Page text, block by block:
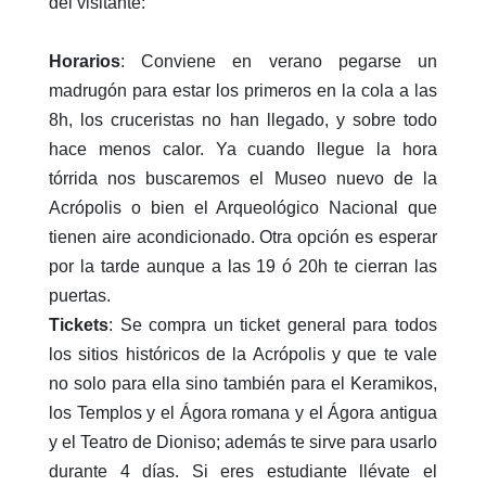
Horarios: Conviene en verano pegarse un
madrugón para estar los primeros en la cola a las
8h, los cruceristas no han llegado, y sobre todo
hace menos calor. Ya cuando llegue la hora
tórrida nos buscaremos el Museo nuevo de la
Acrópolis o bien el Arqueológico Nacional que
tienen aire acondicionado. Otra opción es esperar
por la tarde aunque a las 19 ó 20h te cierran las
puertas.
Tickets: Se compra un ticket general para todos
los sitios históricos de la Acrópolis y que te vale
no solo para ella sino también para el Keramikos,
los Templos y el Ágora romana y el Ágora antigua
y el Teatro de Dioniso; además te sirve para usarlo
durante 4 días. Si eres estudiante llévate el